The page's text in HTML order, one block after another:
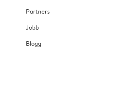
Partners
Jobb
Blogg